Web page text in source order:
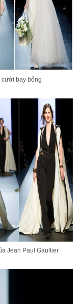
cưới bay bổng
Jean Paul Gaultier